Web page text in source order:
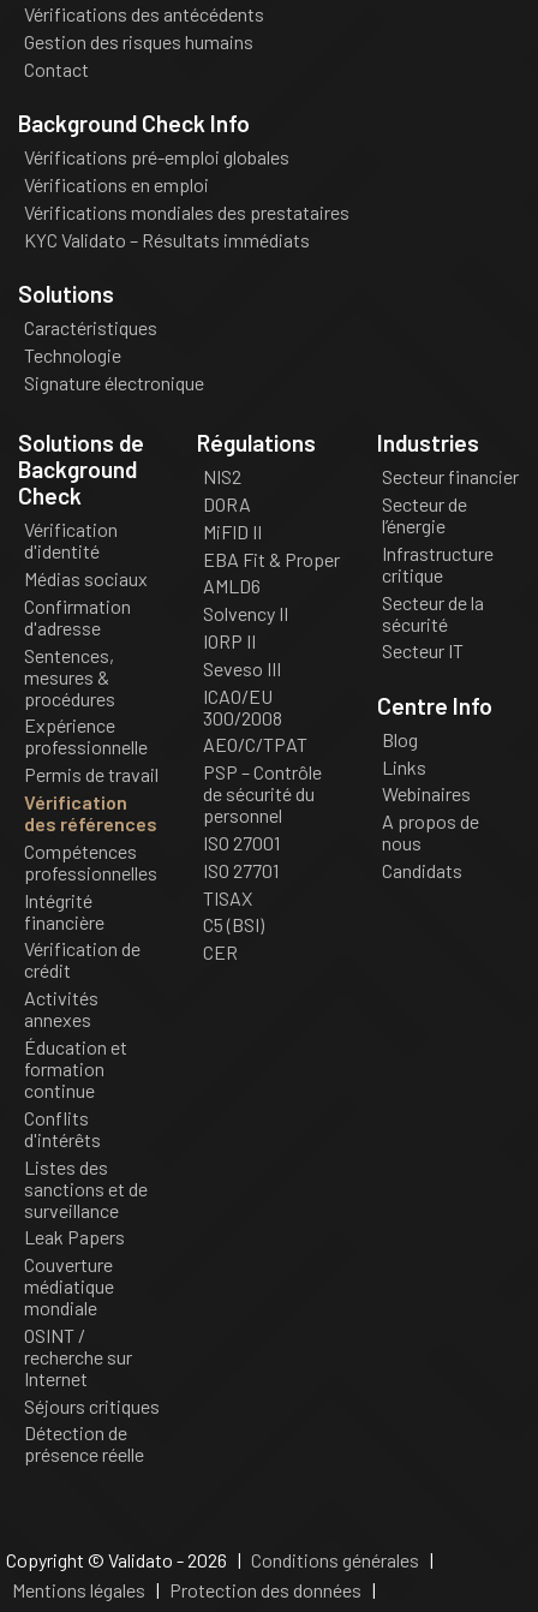
Vérifications des antécédents
Gestion des risques humains
Contact
Background Check Info
Vérifications pré-emploi globales
Vérifications en emploi
Vérifications mondiales des prestataires
KYC Validato – Résultats immédiats
Solutions
Caractéristiques
Technologie
Signature électronique
Solutions de
Background
Check
Vérification
d'identité
Médias sociaux
Confirmation
d'adresse
Sentences,
mesures &
procédures
Expérience
professionnelle
Permis de travail
Vérification
des références
Compétences
professionnelles
Intégrité
financière
Vérification de
crédit
Activités
annexes
Éducation et
formation
continue
Conflits
d'intérêts
Listes des
sanctions et de
surveillance
Leak Papers
Couverture
médiatique
mondiale
OSINT /
recherche sur
Internet
Séjours critiques
Détection de
présence réelle
Régulations
NIS2
DORA
MiFID II
EBA Fit & Proper
AMLD6
Solvency II
IORP II
Seveso III
ICAO/EU
300/2008
AEO/C/TPAT
PSP – Contrôle
de sécurité du
personnel
ISO 27001
ISO 27701
TISAX
C5 (BSI)
CER
Industries
Secteur financier
Secteur de
l’énergie
Infrastructure
critique
Secteur de la
sécurité
Secteur IT
Centre Info
Blog
Links
Webinaires
A propos de
nous
Candidats
Copyright © Validato - 2026 | Conditions générales |
Mentions légales | Protection des données |